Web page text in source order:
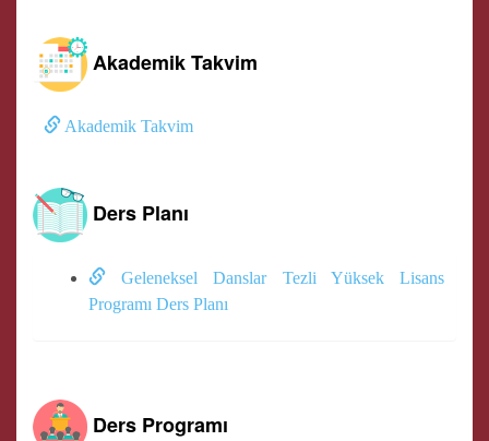
Akademik Takvim
Akademik Takvim
Ders Planı
Geleneksel Danslar Tezli Yüksek Lisans
Programı Ders Planı
Ders Programı